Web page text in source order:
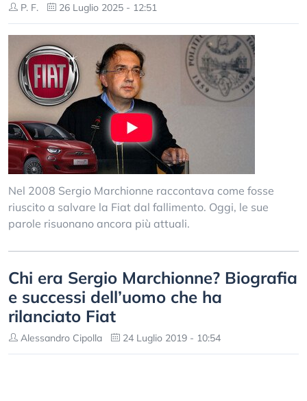
P. F. 26 Luglio 2025 - 12:51
Nel 2008 Sergio Marchionne raccontava come fosse
riuscito a salvare la Fiat dal fallimento. Oggi, le sue
parole risuonano ancora più attuali.
Chi era Sergio Marchionne? Biografia
e successi dell’uomo che ha
rilanciato Fiat
Alessandro Cipolla 24 Luglio 2019 - 10:54